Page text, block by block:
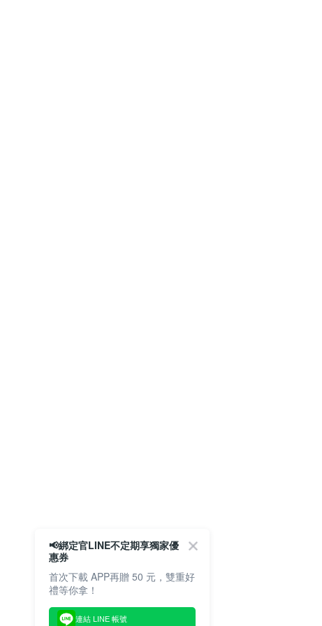
📢綁定官LINE不定期享獨家優
惠券
首次下載 APP再贈 50 元，雙重好
禮等你拿！
連結 LINE 帳號